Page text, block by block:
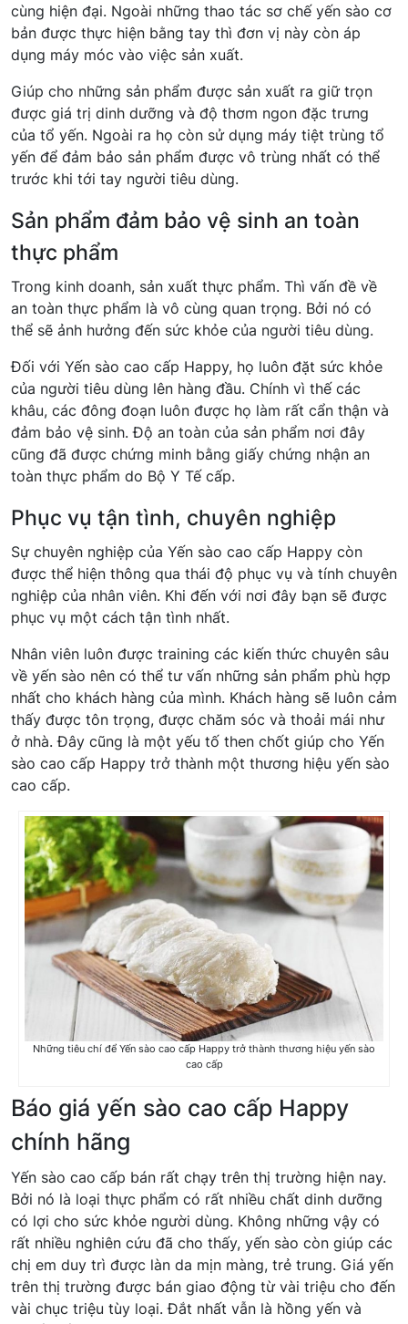
cùng hiện đại. Ngoài những thao tác sơ chế yến sào cơ
bản được thực hiện bằng tay thì đơn vị này còn áp
dụng máy móc vào việc sản xuất.
Giúp cho những sản phẩm được sản xuất ra giữ trọn
được giá trị dinh dưỡng và độ thơm ngon đặc trưng
của tổ yến. Ngoài ra họ còn sử dụng máy tiệt trùng tổ
yến để đảm bảo sản phẩm được vô trùng nhất có thể
trước khi tới tay người tiêu dùng.
Sản phẩm đảm bảo vệ sinh an toàn
thực phẩm
Trong kinh doanh, sản xuất thực phẩm. Thì vấn đề về
an toàn thực phẩm là vô cùng quan trọng. Bởi nó có
thể sẽ ảnh hưởng đến sức khỏe của người tiêu dùng.
Đối với Yến sào cao cấp Happy, họ luôn đặt sức khỏe
của người tiêu dùng lên hàng đầu. Chính vì thế các
khâu, các đông đoạn luôn được họ làm rất cẩn thận và
đảm bảo vệ sinh. Độ an toàn của sản phẩm nơi đây
cũng đã được chứng minh bằng giấy chứng nhận an
toàn thực phẩm do Bộ Y Tế cấp.
Phục vụ tận tình, chuyên nghiệp
Sự chuyên nghiệp của Yến sào cao cấp Happy còn
được thể hiện thông qua thái độ phục vụ và tính chuyên
nghiệp của nhân viên. Khi đến với nơi đây bạn sẽ được
phục vụ một cách tận tình nhất.
Nhân viên luôn được training các kiến thức chuyên sâu
về yến sào nên có thể tư vấn những sản phẩm phù hợp
nhất cho khách hàng của mình. Khách hàng sẽ luôn cảm
thấy được tôn trọng, được chăm sóc và thoải mái như
ở nhà. Đây cũng là một yếu tố then chốt giúp cho Yến
sào cao cấp Happy trở thành một thương hiệu yến sào
cao cấp.
Những tiêu chí để Yến sào cao cấp Happy trở thành thương hiệu yến sào
cao cấp
Báo giá yến sào cao cấp Happy
chính hãng
Yến sào cao cấp bán rất chạy trên thị trường hiện nay.
Bởi nó là loại thực phẩm có rất nhiều chất dinh dưỡng
có lợi cho sức khỏe người dùng. Không những vậy có
rất nhiều nghiên cứu đã cho thấy, yến sào còn giúp các
chị em duy trì được làn da mịn màng, trẻ trung. Giá yến
trên thị trường được bán giao động từ vài triệu cho đến
vài chục triệu tùy loại. Đắt nhất vẫn là hồng yến và